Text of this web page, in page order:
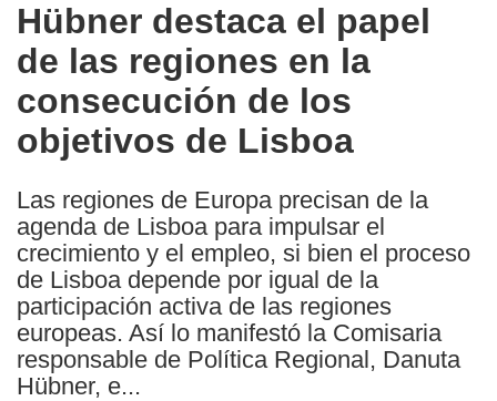
the
following
languages:
Hübner destaca el papel
de las regiones en la
consecución de los
objetivos de Lisboa
Las regiones de Europa precisan de la
agenda de Lisboa para impulsar el
crecimiento y el empleo, si bien el proceso
de Lisboa depende por igual de la
participación activa de las regiones
europeas. Así lo manifestó la Comisaria
responsable de Política Regional, Danuta
Hübner, e...